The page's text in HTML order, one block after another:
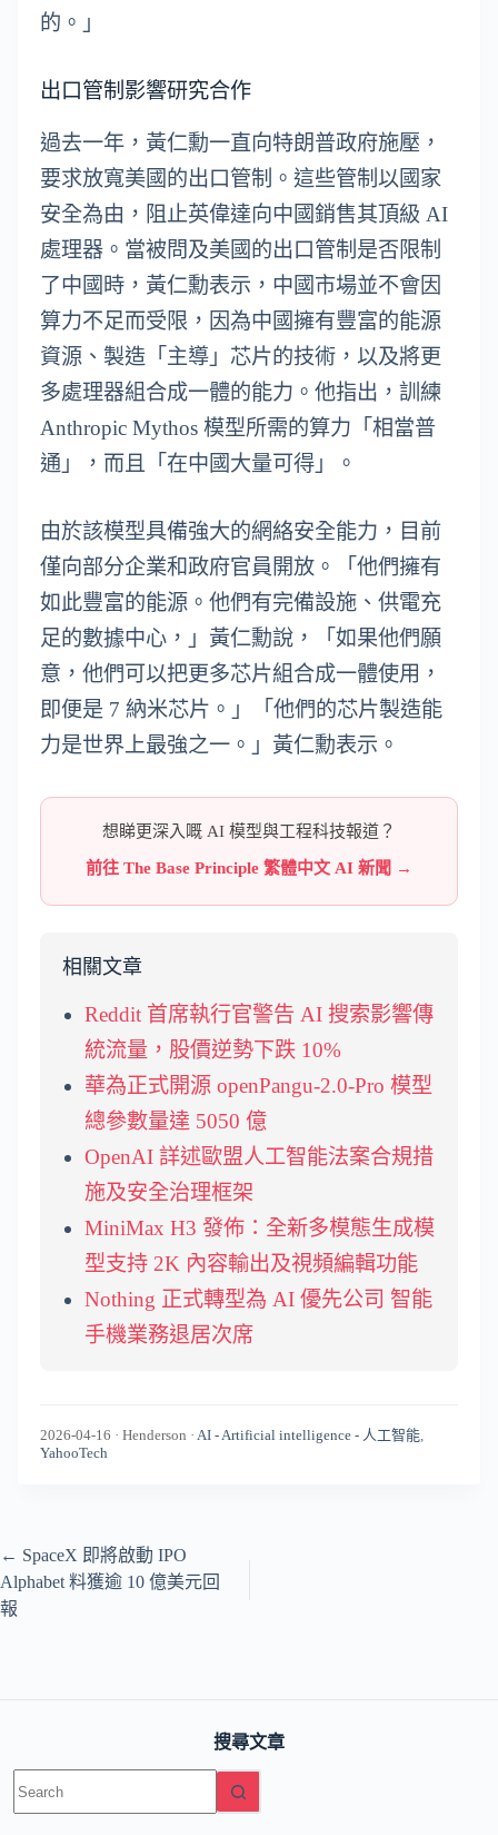
的。」
出口管制影響研究合作
過去一年，黃仁勳一直向特朗普政府施壓，
要求放寬美國的出口管制。這些管制以國家
安全為由，阻止英偉達向中國銷售其頂級 AI
處理器。當被問及美國的出口管制是否限制
了中國時，黃仁勳表示，中國市場並不會因
算力不足而受限，因為中國擁有豐富的能源
資源、製造「主導」芯片的技術，以及將更
多處理器組合成一體的能力。他指出，訓練
Anthropic Mythos 模型所需的算力「相當普
通」，而且「在中國大量可得」。
由於該模型具備強大的網絡安全能力，目前
僅向部分企業和政府官員開放。「他們擁有
如此豐富的能源。他們有完備設施、供電充
足的數據中心，」黃仁勳說，「如果他們願
意，他們可以把更多芯片組合成一體使用，
即便是 7 納米芯片。」「他們的芯片製造能
力是世界上最強之一。」黃仁勳表示。
想睇更深入嘅 AI 模型與工程科技報道？
前往 The Base Principle 繁體中文 AI 新聞 →
相關文章
Reddit 首席執行官警告 AI 搜索影響傳
統流量，股價逆勢下跌 10%
華為正式開源 openPangu-2.0-Pro 模型
總參數量達 5050 億
OpenAI 詳述歐盟人工智能法案合規措
施及安全治理框架
MiniMax H3 發佈：全新多模態生成模
型支持 2K 內容輸出及視頻編輯功能
Nothing 正式轉型為 AI 優先公司 智能
手機業務退居次席
2026-04-16 · Henderson · AI - Artificial intelligence - 人工智能,
YahooTech
← SpaceX 即將啟動 IPO
Alphabet 料獲逾 10 億美元回
報
搜尋文章
results